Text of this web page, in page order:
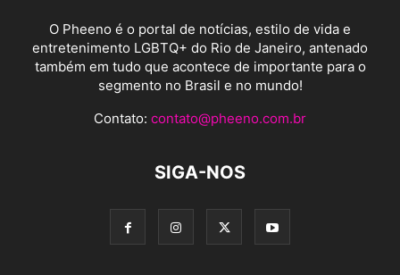
O Pheeno é o portal de notícias, estilo de vida e
entretenimento LGBTQ+ do Rio de Janeiro, antenado
também em tudo que acontece de importante para o
segmento no Brasil e no mundo!
Contato: contato@pheeno.com.br
SIGA-NOS